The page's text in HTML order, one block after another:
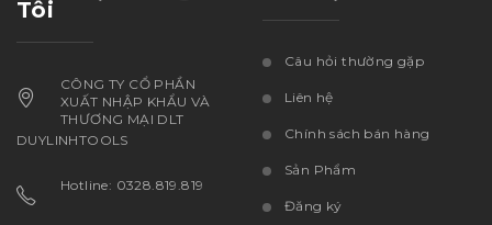
Tôi
CÔNG TY CỔ PHẦN
XUẤT NHẬP KHẨU VÀ
THƯƠNG MẠI DLT
DUYLINHTOOLS
Hotline: 0328.819.819
Câu hỏi thường gặp
Liên hệ
Chính sách bán hàng
Sản Phẩm
Đăng ký